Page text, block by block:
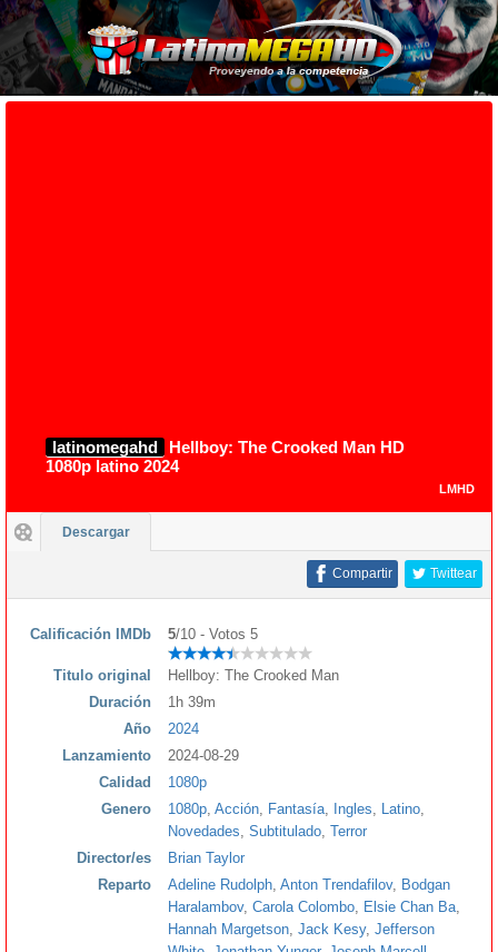
latinomegahd
Hellboy: The Crooked Man HD
1080p latino 2024
LMHD
Descargar
Twittear
Compartir
Calificación IMDb 5/10 - Votos 5
Titulo original
Hellboy: The Crooked Man
Duración
1h 39m
Año
2024
Lanzamiento
2024-08-29
Calidad
1080p
Genero
1080p Acción Fantasía Ingles Latino
Novedades Subtitulado Terror
Director/es
Brian Taylor
Reparto
Adeline Rudolph Anton Trendafilov, Bodgan
Haralambov, Carola Colombo Elsie Chan Ba
Hannah Margetson Jack Kesy, Jefferson